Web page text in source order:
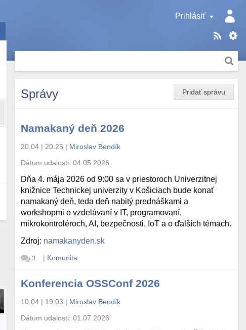
Prihlásiť
Pridať správu
Správy
Namakaný deň 2026
20.04 | 20:25 | Miroslav Bendík
Dátum udalosti:04.05.2026
Dňa 4. mája 2026 od 9:00 sa v priestoroch Univerzitnej
knižnice Technickej univerzity v Košiciach bude konať
namakaný deň, teda deň nabitý prednáškami a
workshopmi o vzdelávaní v IT, programovaní,
mikrokontroléroch, AI, bezpečnosti, IoT a o ďalších témach.
Zdroj: namakanyden.sk
3 | Komunita
Konferencia OSSConf 2026
10.04 | 19:03 | Miroslav Bendík
Dátum udalosti:01.07.2026